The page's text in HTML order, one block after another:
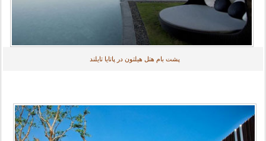
پشت بام هتل هیلتون در پاتایا تایلند